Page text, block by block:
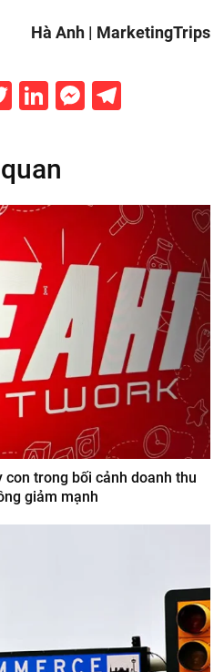
Hà Anh | MarketingTrips
Twitter
LinkedIn
trong bối cảnh doanh thu
giảm mạnh